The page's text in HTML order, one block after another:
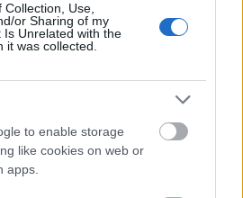
Use,
or Sharing of my
Is Unrelated with the
it was collected.
to enable storage
like cookies on web or
apps.
a táncjáték története is
meddig engedhetünk a
egy megalkuvó egyezség az
haláltánccá? A film főhőse,
impresszárió, aki húsz év
Magyarországra, ahol